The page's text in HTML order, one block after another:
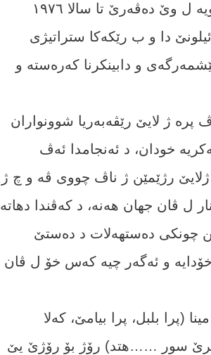
و دەڤەرا نێروە و چەلێ پێکڤە گرێددەت و پرا ئێکانە بوویە ل وێ دەڤەرێ تا سالا ١٩٧٦
دا و ب رێکەکا ستراتیژی
و دابینکرنا کەرەستە و
ژ لایێ رێڤەبەریا شوونواران
خودان، د ئەنجامدا ئەڤ
رژێمێن ژ ناڤ چووی ڤە و چ ژ
ل ڤان جھان ھەنە، د کەڤندا دھاتە
چونکی دەستھەلات د دەستێ
و ئەگەر چیە کەس خۆ ل ڤان
(پرا بلبل، پرا بیامێ، کەلا
گرێ سور ……ھتد) رۆژ بۆ رۆژێ یێ